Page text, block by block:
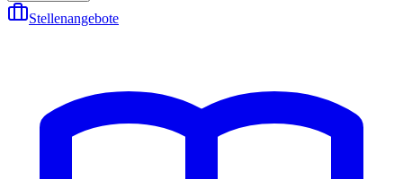
Stellenangebote